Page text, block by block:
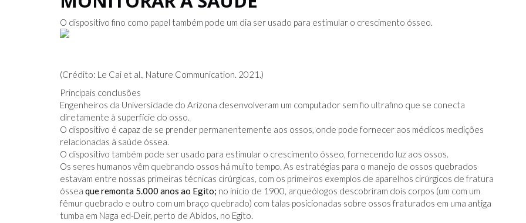
O dispositivo fino como papel também pode um dia ser usado para estimular o crescimento ósseo.
(Crédito: Le Cai et al., Nature Communication. 2021.)
Principais conclusões
Engenheiros da Universidade do Arizona desenvolveram um computador sem fio ultrafino que se conecta
diretamente à superfície do osso.
O dispositivo é capaz de se prender permanentemente aos ossos, onde pode fornecer aos médicos medições
relacionadas à saúde óssea.
O dispositivo também pode ser usado para estimular o crescimento ósseo, fornecendo luz aos ossos.
Os seres humanos vêm quebrando ossos há muito tempo. As estratégias para o manejo de ossos quebrados
estavam entre nossas primeiras técnicas cirúrgicas, com os primeiros exemplos de aparelhos cirúrgicos de fratura
óssea que remonta 5.000 anos ao Egito; no início de 1900, arqueólogos descobriram dois corpos (um com um
fêmur quebrado e outro com um braço quebrado) com talas posicionadas sobre ossos fraturados em uma antiga
tumba em Naga ed-Deir, perto de Abidos, no Egito.